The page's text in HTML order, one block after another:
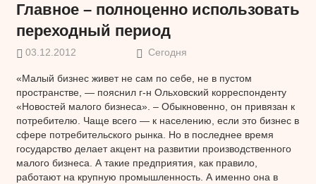
Главное – полноценно использовать
переходный период
03.12.2012 Сегодня
«Малый бизнес живет не сам по себе, не в пустом
пространстве, — пояснил г-н Ольховский корреспонденту
«Новостей малого бизнеса». – Обыкновенно, он привязан к
потребителю. Чаще всего — к населению, если это бизнес в
сфере потребительского рынка. Но в последнее время
государство делает акцент на развитии производственного
малого бизнеса. А такие предприятия, как правило,
работают на крупную промышленность. А именно она в